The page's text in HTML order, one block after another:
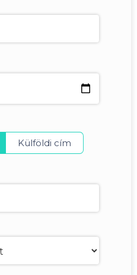
Külföldi cím